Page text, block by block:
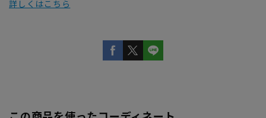
詳しくはこちら